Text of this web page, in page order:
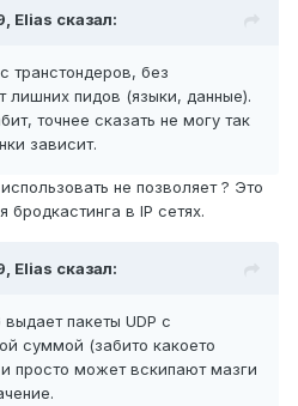
Elias сказал:
транстондеров, без
лишних пидов (языки, данные).
точнее сказать не могу так
зависит.
не позволяет ? Это
бродкастинга в IP сетях.
Elias сказал:
пакеты UDP с
суммой (забито какоето
просто может вскипают мазги